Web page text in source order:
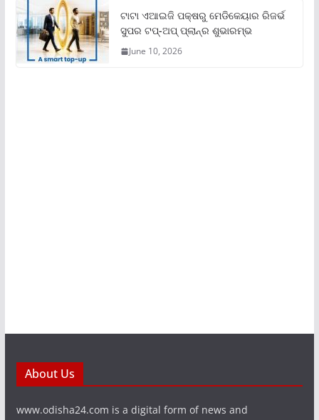
ଟାଟା ଏଆଇଜି ପକ୍ଷରୁ ମେଡିକେୟାର ରିଜର୍ଭ
ସୁପର ଟପ୍‌-ଅପ୍ ପ୍ଲାନ୍‌ର ଶୁଭାରମ୍ଭ
June 10, 2026
About Us
www.odisha24.com is a digital form of news and